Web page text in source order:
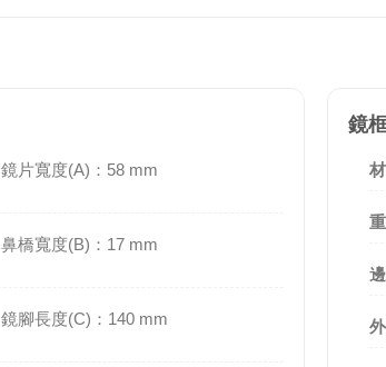
鏡片寬度(A)：58 mm
鼻橋寬度(B)：17 mm
鏡腳長度(C)：140 mm
鏡